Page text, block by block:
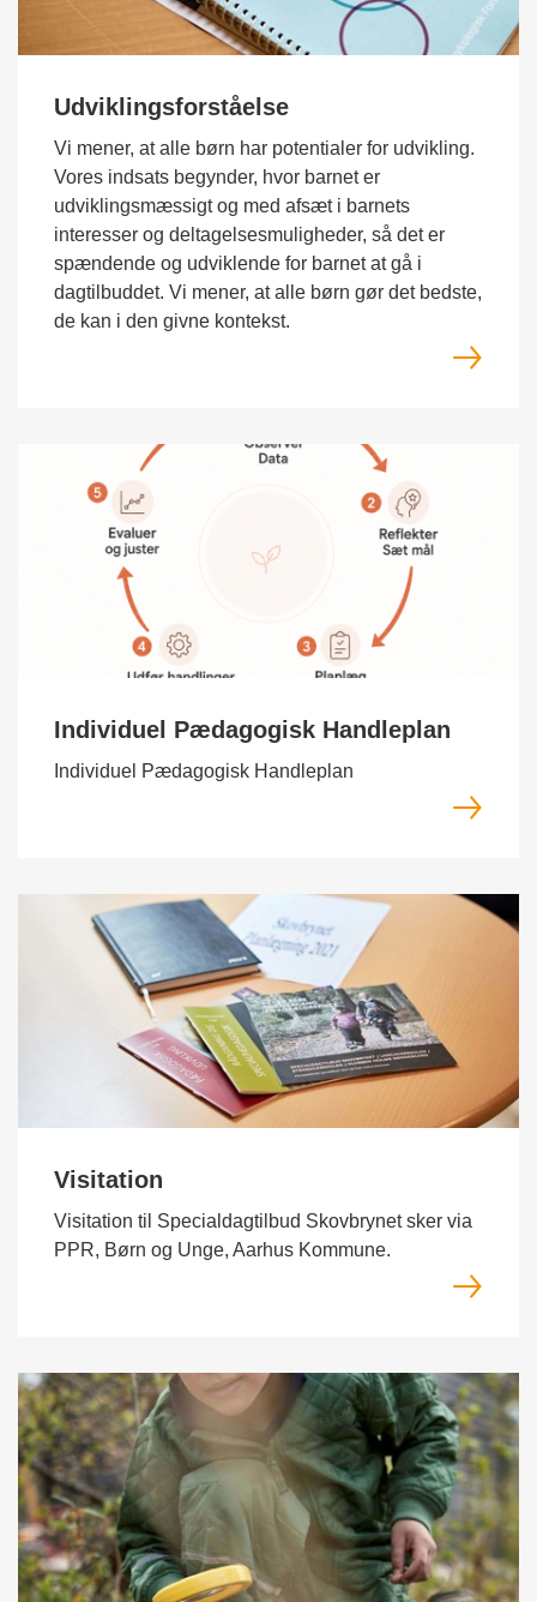
Udviklingsforståelse
Vi mener, at alle børn har potentialer for udvikling.
Vores indsats begynder, hvor barnet er
udviklingsmæssigt og med afsæt i barnets
interesser og deltagelsesmuligheder, så det er
spændende og udviklende for barnet at gå i
dagtilbuddet. Vi mener, at alle børn gør det bedste,
de kan i den givne kontekst.
Individuel Pædagogisk Handleplan
Individuel Pædagogisk Handleplan
Visitation
Visitation til Specialdagtilbud Skovbrynet sker via
PPR, Børn og Unge, Aarhus Kommune.